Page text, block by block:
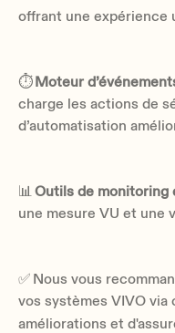
offrant une expérience
⏱Moteur
charge les actions de
d’automatisation
📊Outils de monitoring
une mesure VU et une
✅ Nous vous
vos systèmes VIVO via
améliorations et